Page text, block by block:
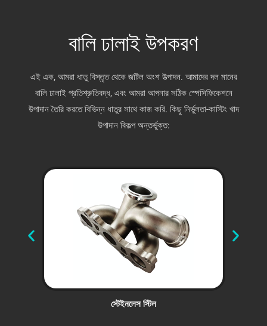
বালি ঢালাই উপকরণ
এই এক, আমরা ধাতু বিস্তৃত থেকে জটিল অংশ উত্পাদন. আমাদের দল মানের
বালি ঢালাই প্রতিশ্রুতিবদ্ধ, এবং আমরা আপনার সঠিক স্পেসিফিকেশনে
উপাদান তৈরি করতে বিভিন্ন ধাতুর সাথে কাজ করি. কিছু নির্ভুলতা-কাস্টিং খাদ
উপাদান বিকল্প অন্তর্ভুক্ত:
স্টেইনলেস স্টিল